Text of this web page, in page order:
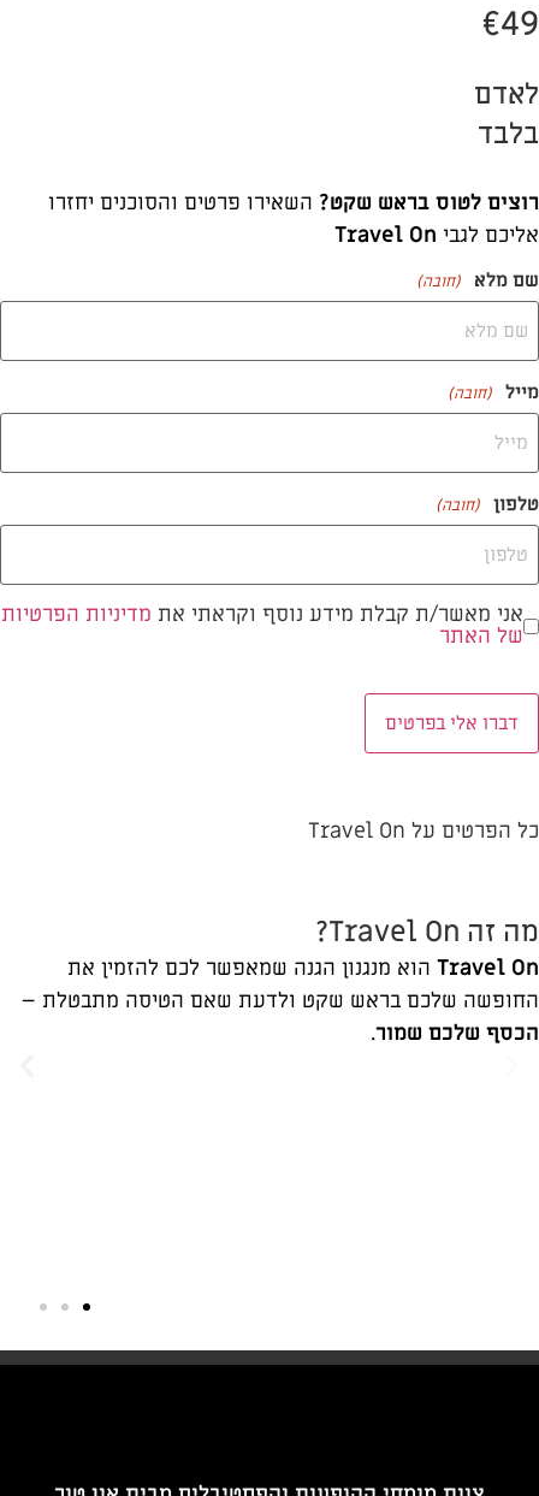
€49
לאדם
בלבד
רוצים לטוס בראש שקט? השאירו פרטים והסוכנים יחזרו
אליכם לגבי Travel On
שם מלא (חובה)
מייל (חובה)
טלפון (חובה)
אישור
מדיניות
אני מאשר/ת קבלת מידע נוסף וקראתי את מדיניות הפרטיות
של האתר
כל הפרטים על Travel On
מה זה Travel On?
Travel On הוא מנגנון הגנה שמאפשר לכם להזמין את
החופשה שלכם בראש שקט ולדעת שאם הטיסה מתבטלת –
הכסף שלכם שמור.